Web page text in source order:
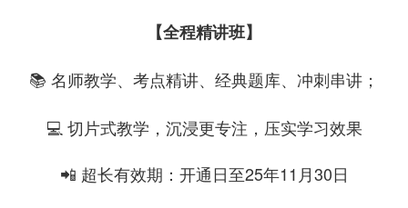
【全程精讲班】
📚 名师教学、考点精讲、经典题库、冲刺串讲 ；
💻 切片式教学，沉浸更专注，压实学习效果
📲 超长有效期：开通日至25年11月30日